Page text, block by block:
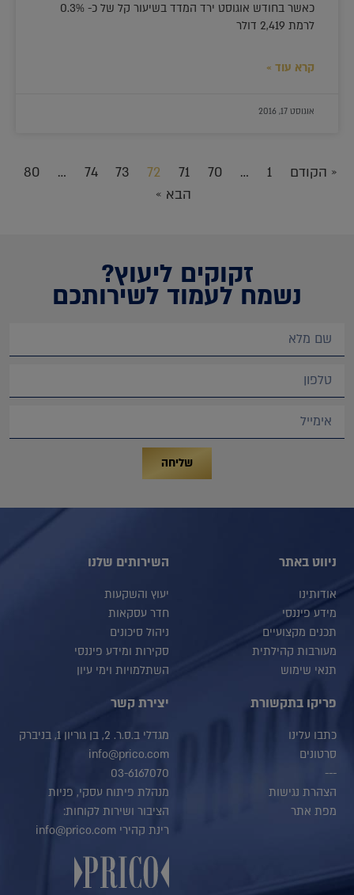
כאשר בחודש אוגוסט ירד המדד בשיעור קל של כ- 0.3%
לרמת 2,419 דולר
קרא עוד »
אוגוסט 17, 2016
« הקודם 1
…
70
71
72
73
74
…
80
הבא »
זקוקים ליעוץ?
נשמח לעמוד לשירותכם
שליחה
ניווט באתר
אודותינו
מידע פיננסי
תכנים מקצועיים
מעורבות קהילתית
תנאי שימוש
השירותים שלנו
יעוץ והשקעות
חדר עסקאות
ניהול סיכונים
סקירות ומידע פיננסי
השתלמויות וימי עיון
פריקו בתקשורת
כתבו עלינו
סרטונים
---
הצהרת נגישות
מפת אתר
יצירת קשר
מגדלי ב.ס.ר. 2, בן גוריון 1, בניברק
info@prico.com
03-6167070
מנהלת פיתוח עסקי, פניות
הציבור ושירות לקוחות:
רינת קהירי info@prico.com